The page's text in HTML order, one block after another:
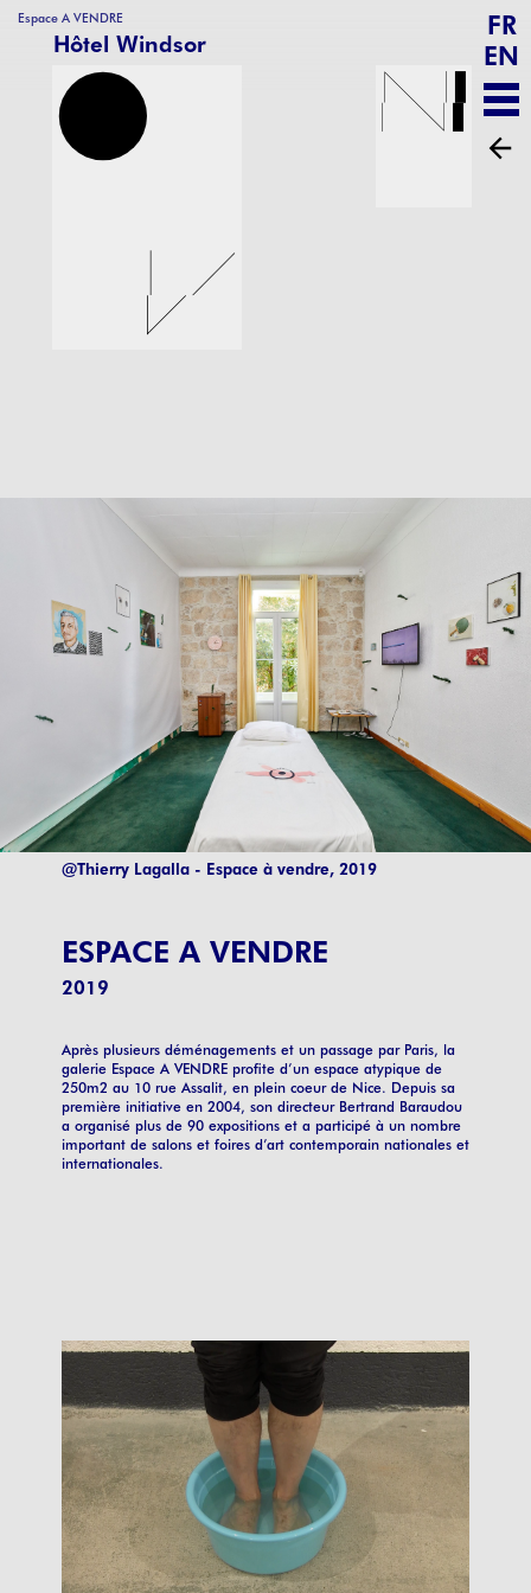
Espace A VENDRE
Hôtel Windsor
FR
EN
@Thierry Lagalla - Espace à vendre, 2019
ESPACE A VENDRE
2019
Après plusieurs déménagements et un passage par Paris, la
galerie Espace A VENDRE profite d’un espace atypique de
250m2 au 10 rue Assalit, en plein coeur de Nice. Depuis sa
première initiative en 2004, son directeur Bertrand Baraudou
a organisé plus de 90 expositions et a participé à un nombre
important de salons et foires d’art contemporain nationales et
internationales.